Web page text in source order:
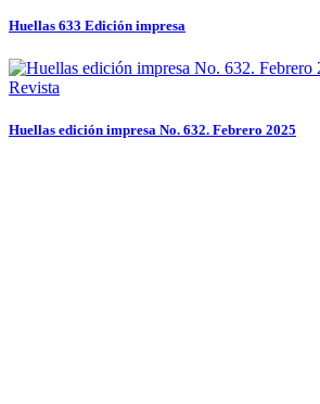
Huellas 633 Edición impresa
Revista
Huellas edición impresa No. 632. Febrero 2025